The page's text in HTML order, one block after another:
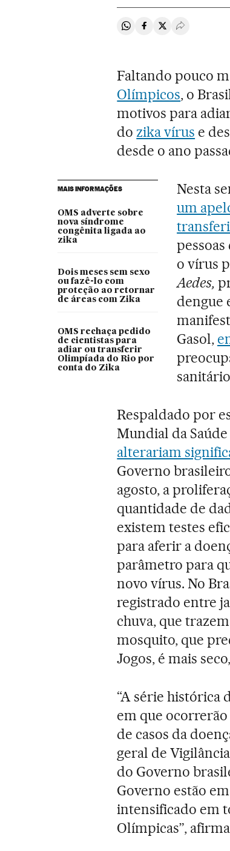
Compartir en Whatsapp
Compartir en
Compartir en
Desplegar
Faltando pouco
Olímpicos, o
motivos para
dozika vírus e
desde o ano
MAIS INFORMAÇÕES
OMS adverte sobre
nova síndrome
congênita ligada ao
zika
Dois meses sem sexo
ou fazê-lo com
proteção ao retornar
de áreas com Zika
OMS rechaça pedido
de cientistas para
adiar ou transferir
Olimpíada do Rio por
conta do Zika
Nesta
um
o vírus
Aedes,
dengue
Gasol,
Respaldado por
Mundial da Saúde
alterariam
Governo
agosto, a
quantidade de
existem testes
para aferir a
parâmetro para
novo vírus. No
registrado entre
chuva, que
mosquito, que
Jogos, é mais
“A série histórica
em que
de casos da
geral de
do Governo
Governo estão
intensificado em
Olímpicas”,